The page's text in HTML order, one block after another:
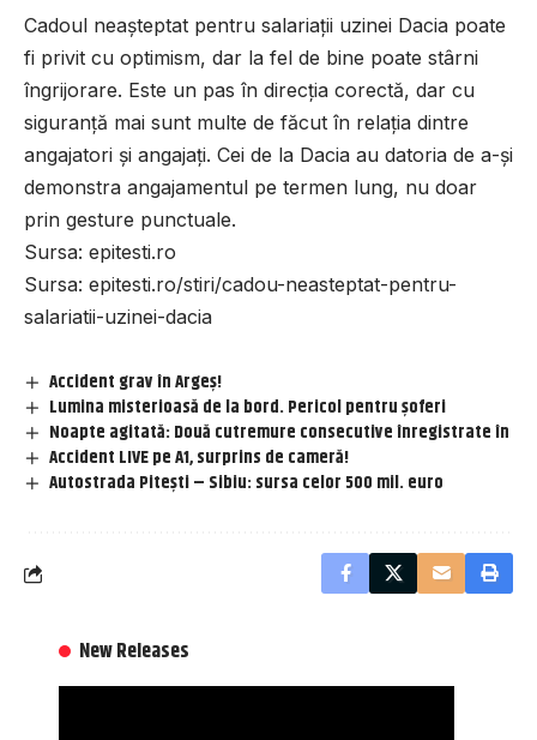
Cadoul neașteptat pentru salariații uzinei Dacia poate
fi privit cu optimism, dar la fel de bine poate stârni
îngrijorare. Este un pas în direcția corectă, dar cu
siguranță mai sunt multe de făcut în relația dintre
angajatori și angajați. Cei de la Dacia au datoria de a-și
demonstra angajamentul pe termen lung, nu doar
prin gesture punctuale.
Sursa: epitesti.ro
Sursa: epitesti.ro/stiri/cadou-neasteptat-pentru-
salariatii-uzinei-dacia
Accident grav în Argeș!
Lumina misterioasă de la bord. Pericol pentru șoferi
Noapte agitată: Două cutremure consecutive înregistrate în
Accident LIVE pe A1, surprins de cameră!
Autostrada Pitești – Sibiu: sursa celor 500 mil. euro
New Releases